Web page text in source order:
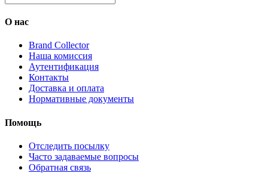
О нас
Brand Collector
Наша комиссия
Аутентификация
Контакты
Доставка и оплата
Нормативные документы
Помощь
Отследить посылку
Часто задаваемые вопросы
Обратная связь